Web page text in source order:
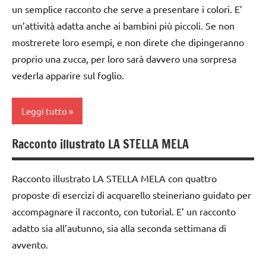
ARGOMENTI
PER ETA'
TUTTI GLI
ARTICOLI
LAVORETTI
papercutting
PEDAGOGIE
Martino
STAGIONI
Steiner
varie
TUTORIAL
TUTTI GLI
PER ETA'
GUIDA
DIDATTICA
lavoro
manuale
papercutting
Martino
ARGOMENTI
PER ETA'
TUTTI GLI
Waldorf
Autunno
classe
3a
classe
4a
5a
anni
GUIDA
WALDORF
un semplice racconto che serve a presentare i colori. E’
un’attività adatta anche ai bambini più piccoli. Se non
mostrerete loro esempi, e non direte che dipingeranno
proprio una zucca, per loro sarà davvero una sorpresa
vederla apparire sul foglio.
Leggi tutto
acquarello
IMMAGINE
Waldorf
Autunno
Racconto illustrato LA STELLA MELA
Racconto illustrato LA STELLA MELA con quattro
proposte di esercizi di acquarello steineriano guidato per
accompagnare il racconto, con tutorial. E’ un racconto
adatto sia all’autunno, sia alla seconda settimana di
avvento.